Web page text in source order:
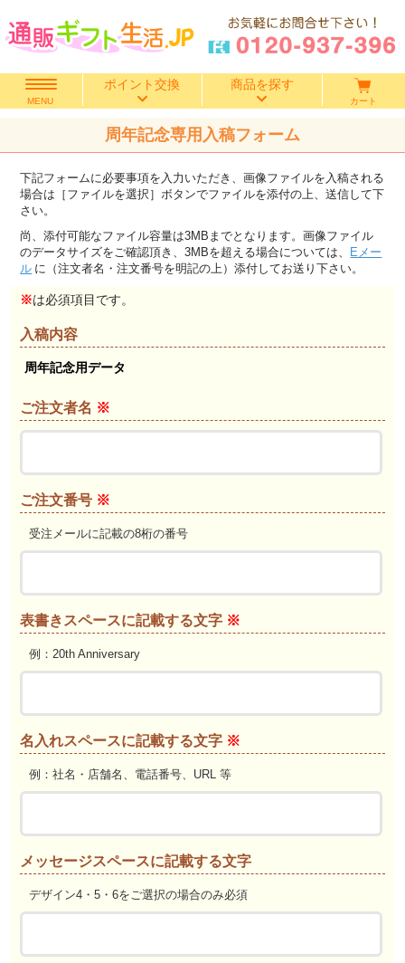
MENU
ポイント交換 商品を探す
香典返し
結婚内祝い
出産祝い
結婚祝い
初盆・新盆
お中元
長寿のお祝い
各種記念品
その他
カート
周年記念専用入稿フォーム
下記フォームに必要事項を入力いただき、画像ファイルを入稿される
場合は［ファイルを選択］ボタンでファイルを添付の上、送信して下
さい。
尚、添付可能なファイル容量は3MBまでとなります。画像ファイル
のデータサイズをご確認頂き、3MBを超える場合については、
Eメー
ル に（注文者名・注文番号を明記の上）添付してお送り下さい。
※は必須項目です。
入稿内容
周年記念用データ
ご注文者名 ※
ご注文番号 ※
受注メールに記載の8桁の番号
表書きスペースに記載する文字 ※
例：20th Anniversary
名入れスペースに記載する文字 ※
例：社名・店舗名、電話番号、URL 等
メッセージスペースに記載する文字
デザイン4・5・6をご選択の場合のみ必須